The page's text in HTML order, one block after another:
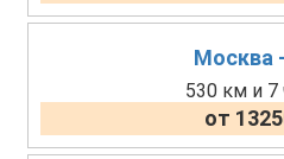
Москва
530 км и 7
от